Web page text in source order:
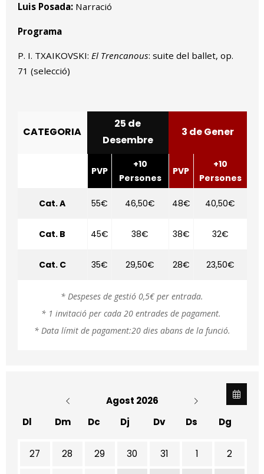
Luis Posada: Narració
Programa
P. I. TXAIKOVSKI: El Trencanous: suite del ballet, op.
71 (selecció)
CATEGORIA
25 de
Desembre
3 de Gener
PVP
+10
Persones
PVP
+10
Persones
Cat. A 55€ 46,50€ 48€ 40,50€
Cat. B 45€ 38€ 38€ 32€
Cat. C 35€ 29,50€ 28€ 23,50€
* Despeses de gestió 0,5€ per entrada.
* 1 invitació per cada 20 entrades de pagament.
* Data límit de pagament:20 dies abans de la funció.
Agost 2026
Dl
Dm Dc Dj Dv Ds Dg
No hi ha cap activitat aquest mes
27 28 29 30 31 1 2